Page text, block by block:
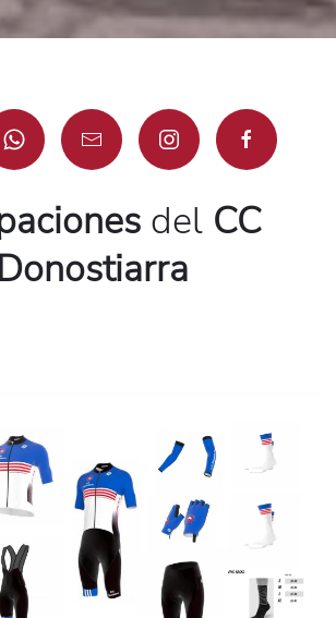
del CC
Donostiarra